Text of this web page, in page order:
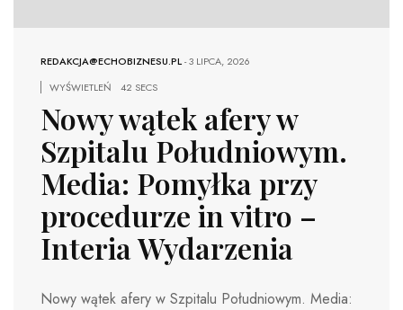
REDAKCJA@ECHOBIZNESU.PL-3 LIPCA, 2026
WYŚWIETLEŃ
42 SECS
Nowy wątek afery w
Szpitalu Południowym.
Media: Pomyłka przy
procedurze in vitro –
Interia Wydarzenia
Nowy wątek afery w Szpitalu Południowym. Media: